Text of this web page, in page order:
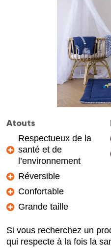
Atouts
Respectueux de la
santé et de
l’environnement
Réversible
Confortable
Grande taille
Si vous recherchez un
qui respecte à la fois la